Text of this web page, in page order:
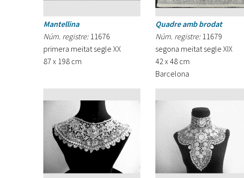
Mantellina
Núm. registre: 11676
primera meitat segle XX
87 x 198 cm
Quadre amb brodat
Núm. registre: 11679
segona meitat segle XIX
42 x 48 cm
Barcelona